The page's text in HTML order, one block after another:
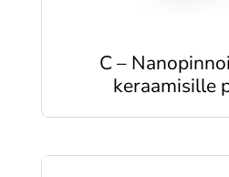
C –
keraamisille